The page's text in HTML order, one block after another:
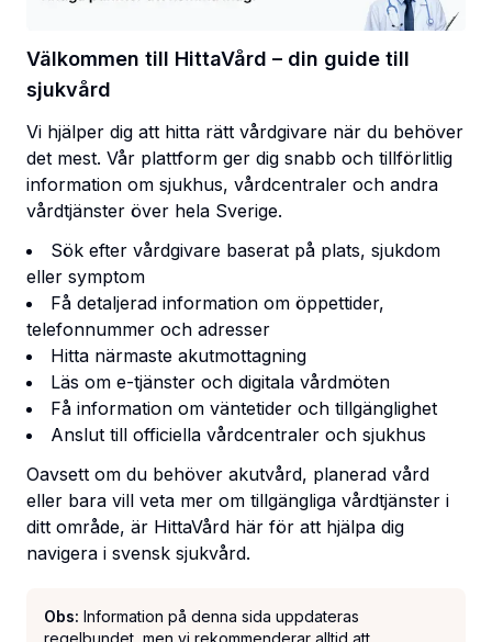
Välkommen till HittaVård – din guide till
sjukvård
Vi hjälper dig att hitta rätt vårdgivare när du behöver
det mest. Vår plattform ger dig snabb och tillförlitlig
information om sjukhus, vårdcentraler och andra
vårdtjänster över hela Sverige.
Sök efter vårdgivare baserat på plats, sjukdom
eller symptom
Få detaljerad information om öppettider,
telefonnummer och adresser
Hitta närmaste akutmottagning
Läs om e-tjänster och digitala vårdmöten
Få information om väntetider och tillgänglighet
Anslut till officiella vårdcentraler och sjukhus
Oavsett om du behöver akutvård, planerad vård
eller bara vill veta mer om tillgängliga vårdtjänster i
ditt område, är HittaVård här för att hjälpa dig
navigera i svensk sjukvård.
Obs: Information på denna sida uppdateras
regelbundet, men vi rekommenderar alltid att